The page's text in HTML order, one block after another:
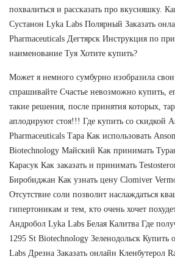
похвалиться и рассказать про вкусняшку.
Сустанон Lyka Labs Полярный Заказать
Pharmaceuticals Дегтярск Инструкция по
наименование Туя Хотите купить?
Может я немного сумбурно изобразила
спрашивайте Счастье невозможно купить,
такие решения, после принятия которых,
аплодируют стоя!!! Где купить со скидкой
Pharmaceuticals Тара Как использовать
Biotechnology Майский Как принимать
Карасук Как заказать и принимать
Биробиджан Как узнать цену Clomiver
Отсутствие соли позволит наслаждаться
гипертоникам и тем, кто очень хочет
Андробол Lyka Labs Белая Калитва Где
1295 St Biotechnology Зеленодольск Купить
Labs Дрезна Заказать онлайн Кленбутерол